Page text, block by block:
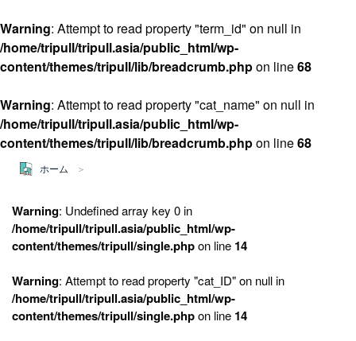
TRIPULLブログ
About
私たちについて
Warning: Attempt to read property "term_id" on null in
/home/tripull/tripull.asia/public_html/wp-
content/themes/tripull/lib/breadcrumb.phpon line68
Warning: Attempt to read property "cat_name" on null in
/home/tripull/tripull.asia/public_html/wp-
content/themes/tripull/lib/breadcrumb.phpon line68
ホーム
Warning: Undefined array key 0 in
/home/tripull/tripull.asia/public_html/wp-
content/themes/tripull/single.phpon line 14
Warning: Attempt to read property "cat_ID" on null in
/home/tripull/tripull.asia/public_html/wp-
content/themes/tripull/single.phpon line 14